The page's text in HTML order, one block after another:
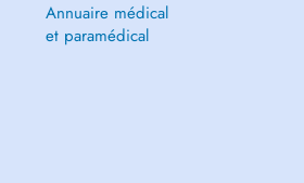
Annuaire médical
et paramédical